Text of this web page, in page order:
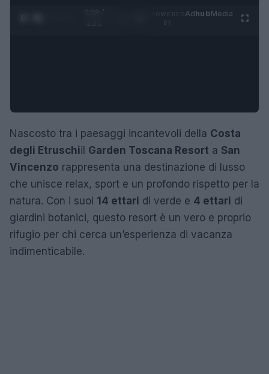
0:29 /
AdhubMedia
Nascosto tra i paesaggi incantevoli della Costa
degli Etruschiil Garden Toscana Resort a San
Vincenzo rappresenta una destinazione di lusso
che unisce relax, sport e un profondo rispetto per la
natura. Con i suoi 14 ettari di verde e 4 ettari di
giardini botanici, questo resort è un vero e proprio
rifugio per chi cerca un’esperienza di vacanza
indimenticabile.